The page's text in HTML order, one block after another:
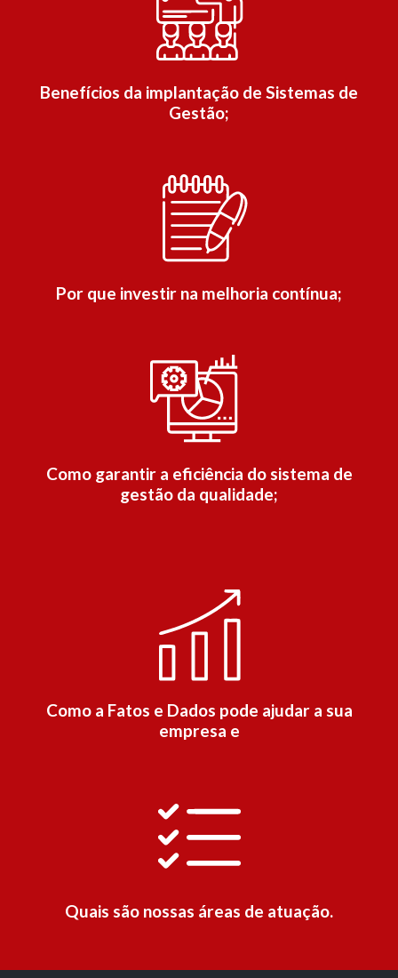
Benefícios da implantação de Sistemas de
Gestão;
Por que investir na melhoria contínua;
Como garantir a eficiência do sistema de
gestão da qualidade;
Como a Fatos e Dados pode ajudar a sua
empresa e
Quais são nossas áreas de atuação.